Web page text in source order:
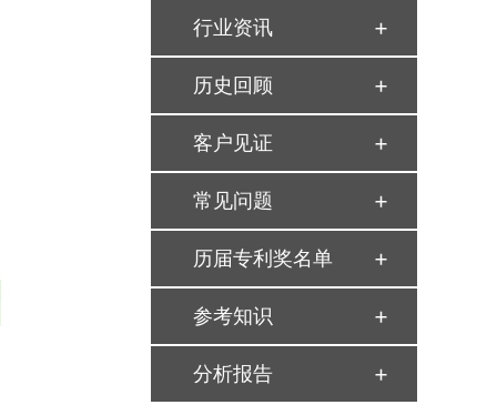
行业资讯
历史回顾
客户见证
常见问题
历届专利奖名单
参考知识
分析报告